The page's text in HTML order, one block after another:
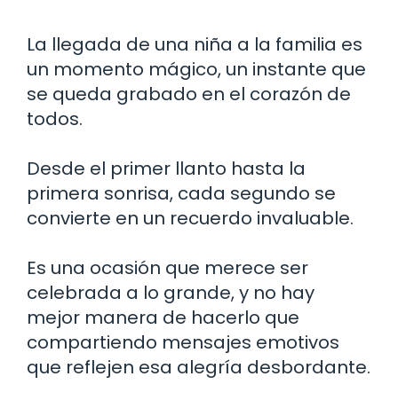
La llegada de una niña a la familia es
un momento mágico, un instante que
se queda grabado en el corazón de
todos.
Desde el primer llanto hasta la
primera sonrisa, cada segundo se
convierte en un recuerdo invaluable.
Es una ocasión que merece ser
celebrada a lo grande, y no hay
mejor manera de hacerlo que
compartiendo mensajes emotivos
que reflejen esa alegría desbordante.